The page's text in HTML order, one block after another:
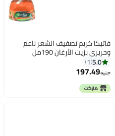
فاتيكا كريم تصفيف الشعر ناعم
وحريري بزيت الأرغان 190مل
5.0
1
جنيه197.49